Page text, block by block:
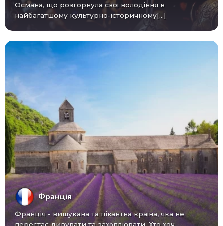
Османа, що розгорнула свої володіння в
найбагатшому культурно-історичному[...]
Франція
Франція - вишукана та пікантна країна, яка не
перестає дивувати та захоплювати. Хто хоч